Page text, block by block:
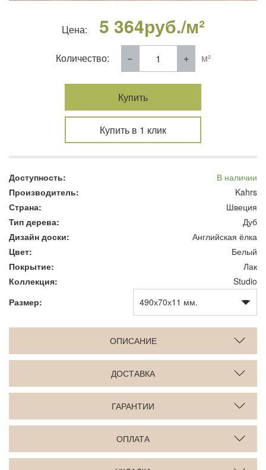
Цена: 5 364руб./м²
Количество: м²
Купить
Купить в 1 клик
Доступность:
В наличии
Производитель:
Kahrs
Страна:
Швеция
Тип дерева:
Дуб
Дизайн доски:
Английская ёлка
Цвет:
Белый
Покрытие:
Лак
Коллекция:
Studio
Размер:
ОПИСАНИЕ
ДОСТАВКА
ГАРАНТИИ
ОПЛАТА